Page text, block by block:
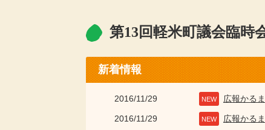
第13回軽米町議会臨時
新着情報
2016/11/29 NEW 広報かる
2016/11/29 NEW 広報かる